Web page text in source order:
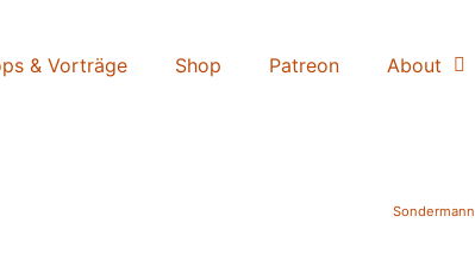
& Vorträge Shop Patreon About
Sondermann